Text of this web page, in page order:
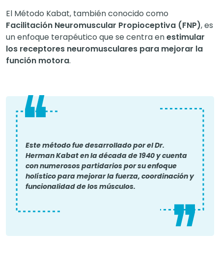
El Método Kabat, también conocido como
Facilitación Neuromuscular Propioceptiva (FNP), es
un enfoque terapéutico que se centra enestimular
los receptores neuromusculares para mejorar la
función motora.
Este método fue desarrollado por el Dr.
Herman Kabat en la década de 1940 y cuenta
con numerosos partidarios por su enfoque
holístico para mejorar la fuerza, coordinación y
funcionalidad de los músculos.